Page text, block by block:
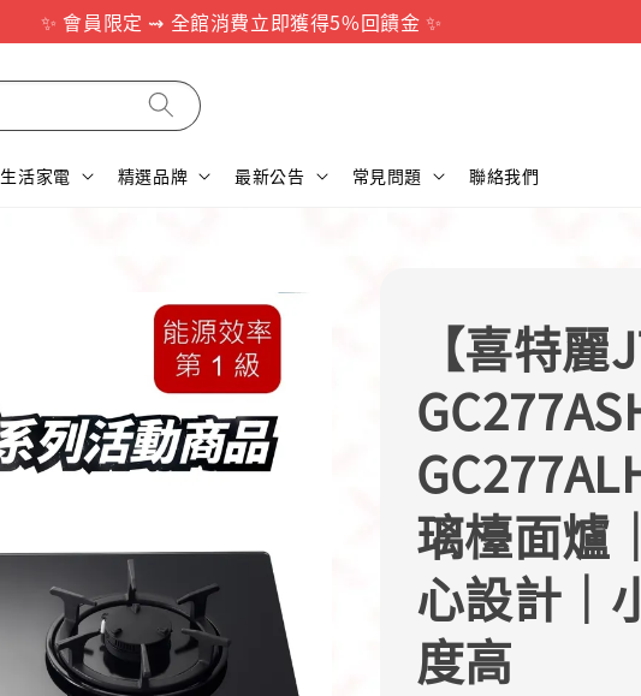
✨ 會員限定 ⇝ 全館消費立即獲得5%回饋金 ✨
生活家電 精選品牌 最新公告 常見問題 聯絡我們
【喜特
璃檯面爐
心設計｜
度高